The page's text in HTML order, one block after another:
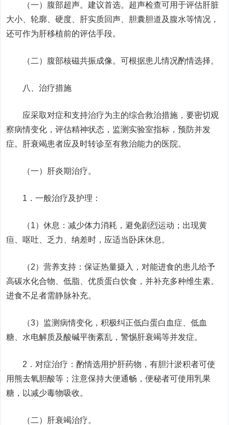
（一）腹部超声。建议首选。超声检查可用于评估肝脏
大小、轮廓、硬度、肝实质回声、胆囊胆道及腹水等情况，
还可作为肝移植前的评估手段。
（二）腹部核磁共振成像。可根据患儿情况酌情选择。
八、治疗措施
应采取对症和支持治疗为主的综合救治措施，要密切观
察病情变化，评估精神状态，监测实验室指标，预防并发
症。肝衰竭患者应及时转诊至有救治能力的医院。
（一）肝炎期治疗。
1．一般治疗及护理：
（1）休息：减少体力消耗，避免剧烈运动；出现黄
疸、呕吐、乏力、纳差时，应适当卧床休息。
（2）营养支持：保证热量摄入，对能进食的患儿给予
高碳水化合物、低脂、优质蛋白饮食，并补充多种维生素。
进食不足者需静脉补充。
（3）监测病情变化，积极纠正低白蛋白血症、低血
糖、水电解质及酸碱平衡紊乱，警惕肝衰竭等并发症。
2．对症治疗：酌情选用护肝药物，有胆汁淤积者可使
用熊去氧胆酸等；注意保持大便通畅，便秘者可使用乳果
糖，以减少毒物吸收。
（二）肝衰竭治疗。